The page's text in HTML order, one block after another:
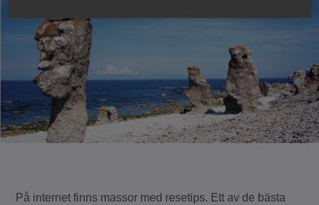
På internet finns massor med resetips. Ett av de bästa